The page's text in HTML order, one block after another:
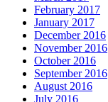
February 2017
January 2017
December 2016
November 2016
October 2016
September 2016
August 2016
July 2016